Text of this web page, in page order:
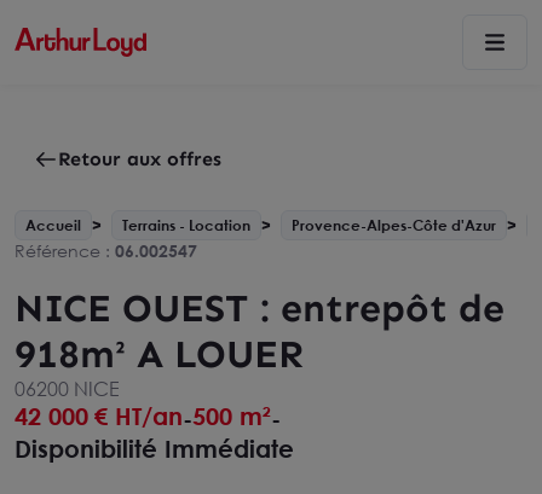
Retour aux offres
Accueil Terrains - Location Provence-Alpes-Côte d'Azur
Référence : 06.002547
NICE OUEST : entrepôt de
918m² A LOUER
06200 NICE
42 000 € HT/an-500 m²-
Disponibilité Immédiate